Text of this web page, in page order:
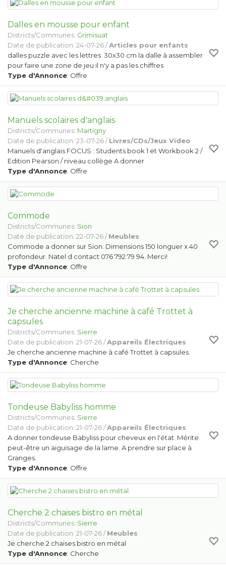
Dalles en mousse pour enfant
Districts/Communes: Grimisuat
Date de publication: 24-07-26 /Articles pour enfants
dalles puzzle avec les lettres 30x30 cm la dalle à assembler
pour faire une zone de jeu il n'y a pas les chiffres
Type d'Annonce: Offre
Manuels scolaires d'anglais
Districts/Communes: Martigny
Date de publication: 23-07-26 /Livres/CDs/Jeux Video
Manuels d'anglais FOCUS : Students book 1 et Workbook 2 /
Edition Pearson / niveau collège A donner
Type d'Annonce: Offre
Commode
Districts/Communes: Sion
Date de publication: 22-07-26 /Meubles
Commode a donner sur Sion. Dimensions 150 longuer x 40
profondeur. Natel d contact 076 792 79 94. Merci!
Type d'Annonce: Offre
Je cherche ancienne machine à café Trottet à
capsules
Districts/Communes: Sierre
Date de publication: 21-07-26 /Appareils Électriques
Je cherche ancienne machine à café Trottet à capsules.
Type d'Annonce: Cherche
Tondeuse Babyliss homme
Districts/Communes: Sierre
Date de publication: 21-07-26 /Appareils Électriques
A donner tondeuse Babyliss pour cheveux en l'état. Mérite
peut-être un aiguisage de la lame. A prendre sur place à
Granges.
Type d'Annonce: Offre
Cherche 2 chaises bistro en métal
Districts/Communes: Sierre
Date de publication: 21-07-26 /Meubles
Je cherche 2 chaises bistro en métal
Type d'Annonce: Cherche